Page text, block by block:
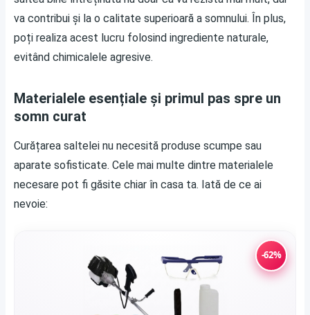
va contribui și la o calitate superioară a somnului. În plus,
poți realiza acest lucru folosind ingrediente naturale,
evitând chimicalele agresive.
Materialele esențiale și primul pas spre un
somn curat
Curățarea saltelei nu necesită produse scumpe sau
aparate sofisticate. Cele mai multe dintre materialele
necesare pot fi găsite chiar în casa ta. Iată de ce ai
nevoie:
-62%